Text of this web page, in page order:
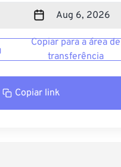
Copiar para a área de
transferência
Copiar link